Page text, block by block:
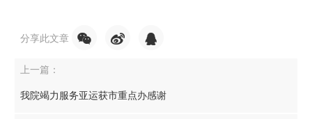
分享此文章
上一篇：
我院竭力服务亚运获市重点办感谢